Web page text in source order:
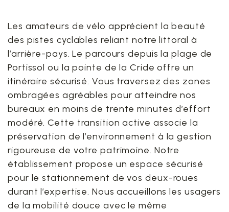
Les amateurs de vélo apprécient la beauté
des pistes cyclables reliant notre littoral à
l’arrière-pays. Le parcours depuis la plage de
Portissol ou la pointe de la Cride offre un
itinéraire sécurisé. Vous traversez des zones
ombragées agréables pour atteindre nos
bureaux en moins de trente minutes d’effort
modéré. Cette transition active associe la
préservation de l’environnement à la gestion
rigoureuse de votre patrimoine. Notre
établissement propose un espace sécurisé
pour le stationnement de vos deux-roues
durant l’expertise. Nous accueillons les usagers
de la mobilité douce avec le même